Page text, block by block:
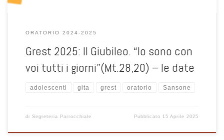
ORATORIO 2024-2025
Grest 2025: Il Giubileo. “Io sono con
voi tutti i giorni”(Mt.28,20) – le date
adolescenti gita grest oratorio Sansone
di Segreteria Parrocchiale Pubblicato 15 Aprile 2025